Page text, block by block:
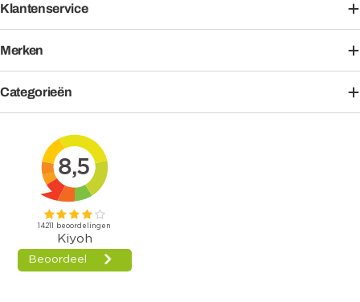
Klantenservice
Merken
Categorieën